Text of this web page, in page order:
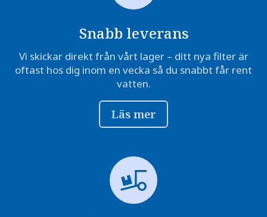
Snabb leverans
Vi skickar direkt från vårt lager – ditt nya filter är
oftast hos dig inom en vecka så du snabbt får rent
vatten.
Läs mer